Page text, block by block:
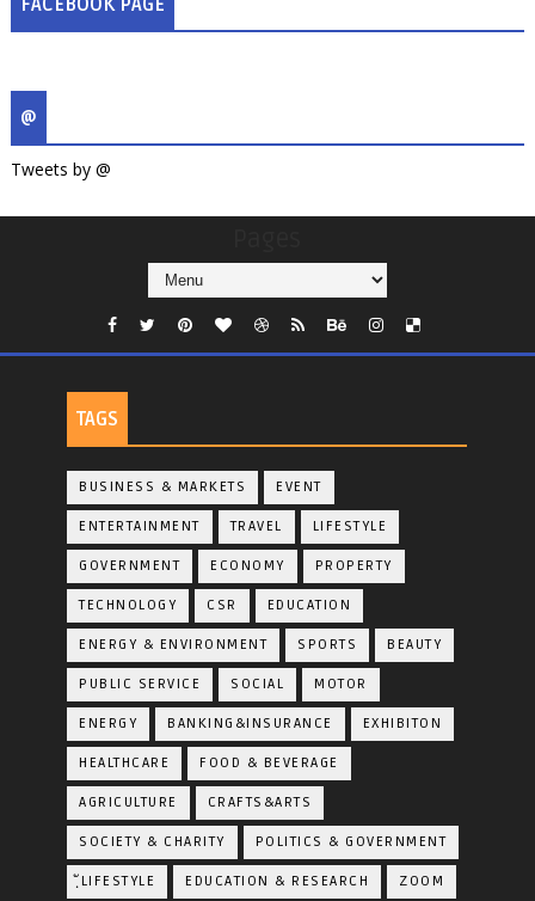
FACEBOOK PAGE
@
Tweets by @
TAGS
BUSINESS & MARKETS EVENT
ENTERTAINMENT TRAVEL LIFESTYLE
GOVERNMENT ECONOMY PROPERTY
TECHNOLOGY CSR EDUCATION
ENERGY & ENVIRONMENT SPORTS BEAUTY
PUBLIC SERVICE SOCIAL MOTOR
ENERGY BANKING&INSURANCE EXHIBITON
HEALTHCARE FOOD & BEVERAGE
AGRICULTURE CRAFTS&ARTS
SOCIETY & CHARITY POLITICS & GOVERNMENT
ฺัLIFESTYLE EDUCATION & RESEARCH ZOOM